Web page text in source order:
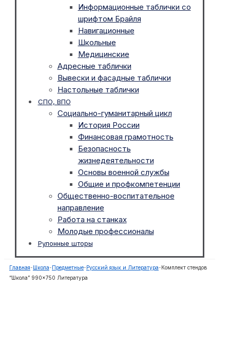
Информационные таблички со
шрифтом Брайля
Навигационные
Школьные
Медицинские
Адресные таблички
Вывески и фасадные таблички
Настольные таблички
СПО, ВПО
Социально-гуманитарный цикл
История России
Финансовая грамотность
Безопасность
жизнедеятельности
Основы военной службы
Общие и профкомпетенции
Общественно-воспитательное
направление
Работа на станках
Молодые профессионалы
Рулонные шторы
Главная- Школа- Предметные-Русский язык и Литература- Комплект стендов
“Школа” 990×750 Литература